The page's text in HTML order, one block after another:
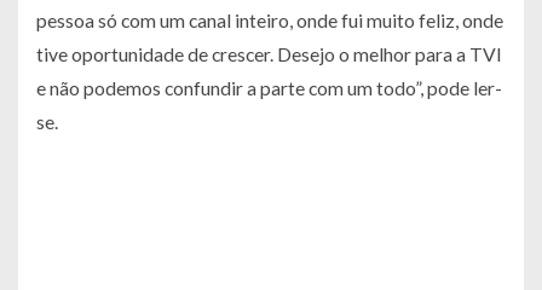
pessoa só com um canal inteiro, onde fui muito feliz, onde
tive oportunidade de crescer. Desejo o melhor para a TVI
e não podemos confundir a parte com um todo”, pode ler-
se.